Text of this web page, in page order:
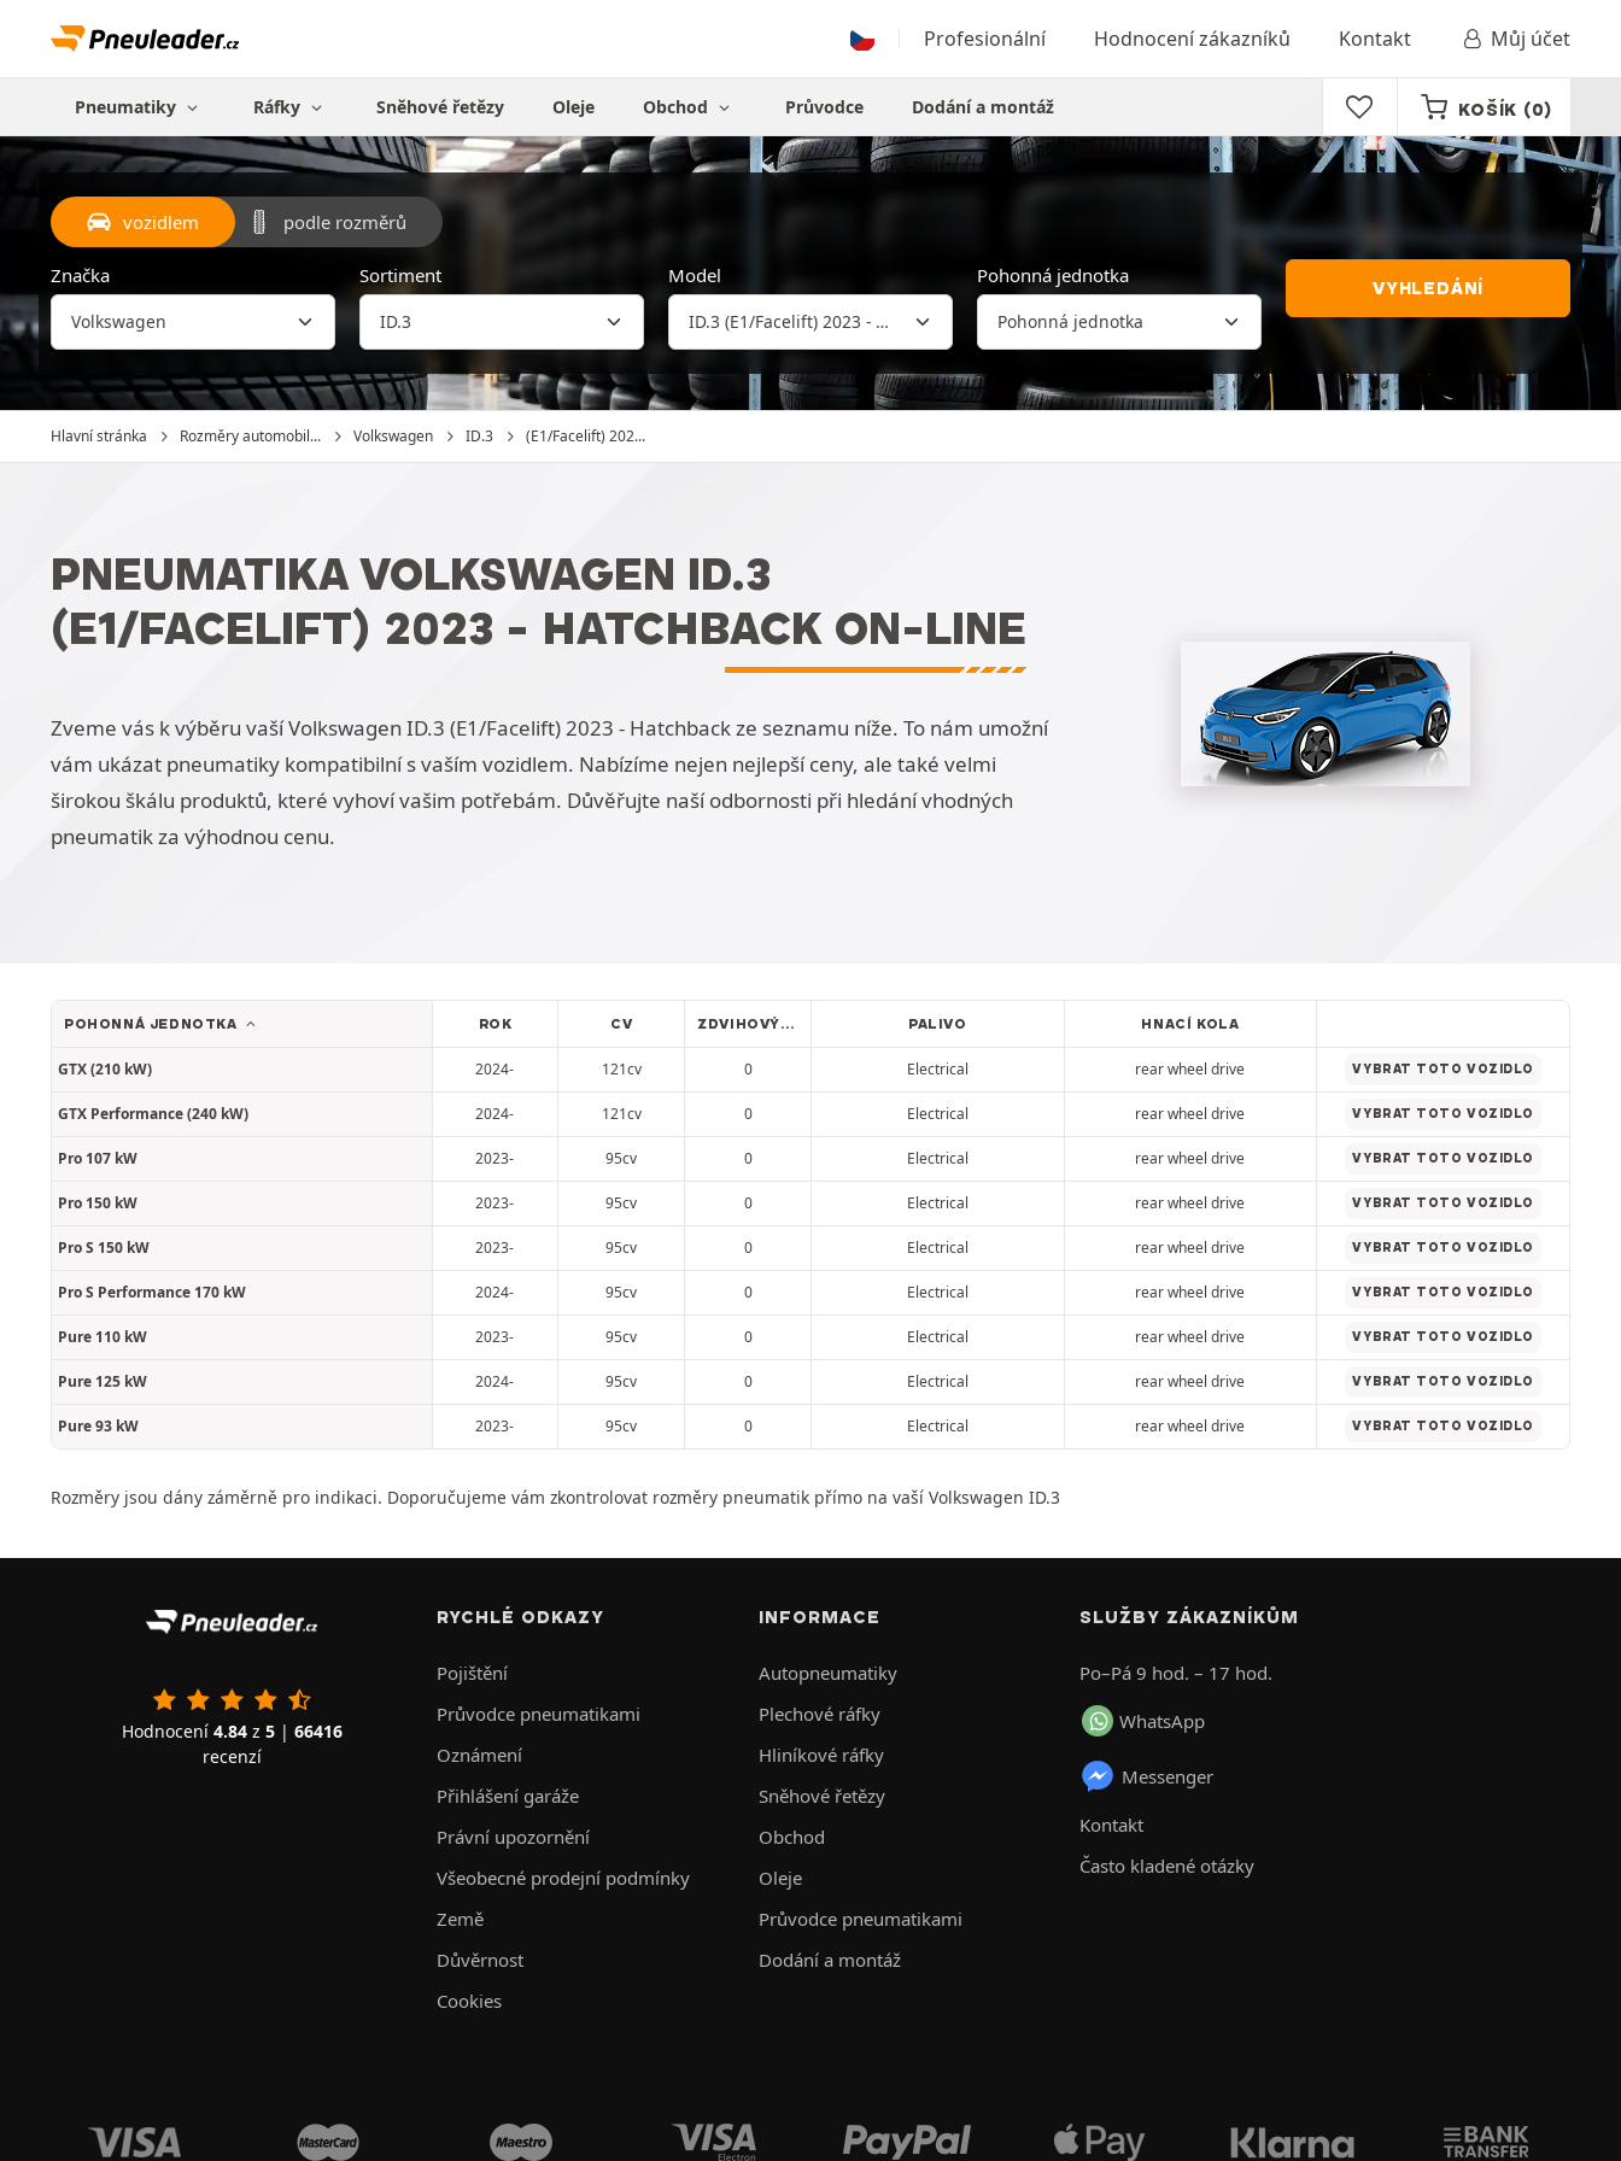
Profesionální Hodnocení zákazníků Kontakt Můj účet
Pneumatiky Ráfky Sněhové řetězy Oleje Obchod Průvodce Dodání a montáž KOŠÍK (0)
vozidlem podle rozměrů
Značka Sortiment Model Pohonná jednotka
VYHLEDÁNÍ
Hlavní stránka Rozměry automobil... Volkswagen ID.3 (E1/Facelift) 202...
PNEUMATIKA VOLKSWAGEN ID.3
(E1/FACELIFT) 2023 - HATCHBACK ON-LINE
Zveme vás k výběru vaší Volkswagen ID.3 (E1/Facelift) 2023 - Hatchback ze seznamu níže. To nám umožní
vám ukázat pneumatiky kompatibilní s vaším vozidlem. Nabízíme nejen nejlepší ceny, ale také velmi
širokou škálu produktů, které vyhoví vašim potřebám. Důvěřujte naší odbornosti při hledání vhodných
pneumatik za výhodnou cenu.
POHONNÁ JEDNOTKA ROK CV ZDVIHOVÝ OBJEM PALIVO HNACÍ KOLA
GTX (210 kW) 2024- 121cv 0 Electrical rear wheel drive VYBRAT TOTO VOZIDLO
GTX Performance (240 kW) 2024- 121cv 0 Electrical rear wheel drive VYBRAT TOTO VOZIDLO
Pro 107 kW 2023- 95cv 0 Electrical rear wheel drive VYBRAT TOTO VOZIDLO
Pro 150 kW 2023- 95cv 0 Electrical rear wheel drive VYBRAT TOTO VOZIDLO
Pro S 150 kW 2023- 95cv 0 Electrical rear wheel drive VYBRAT TOTO VOZIDLO
Pro S Performance 170 kW 2024- 95cv 0 Electrical rear wheel drive VYBRAT TOTO VOZIDLO
Pure 110 kW 2023- 95cv 0 Electrical rear wheel drive VYBRAT TOTO VOZIDLO
Pure 125 kW 2024- 95cv 0 Electrical rear wheel drive VYBRAT TOTO VOZIDLO
Pure 93 kW 2023- 95cv 0 Electrical rear wheel drive VYBRAT TOTO VOZIDLO
Rozměry jsou dány záměrně pro indikaci. Doporučujeme vám zkontrolovat rozměry pneumatik přímo na vaší Volkswagen ID.3
Hodnocení 4.84z 5| 66416
recenzí
RYCHLÉ ODKAZY
Pojištění
Průvodce pneumatikami
Oznámení
Přihlášení garáže
Právní upozornění
Všeobecné prodejní podmínky
Země
Důvěrnost
Cookies
INFORMACE
Autopneumatiky
Plechové ráfky
Hliníkové ráfky
Sněhové řetězy
Obchod
Oleje
Průvodce pneumatikami
Dodání a montáž
SLUŽBY ZÁKAZNÍKŮM
Po–Pá 9 hod. – 17 hod.
WhatsApp
Messenger
Kontakt
Často kladené otázky